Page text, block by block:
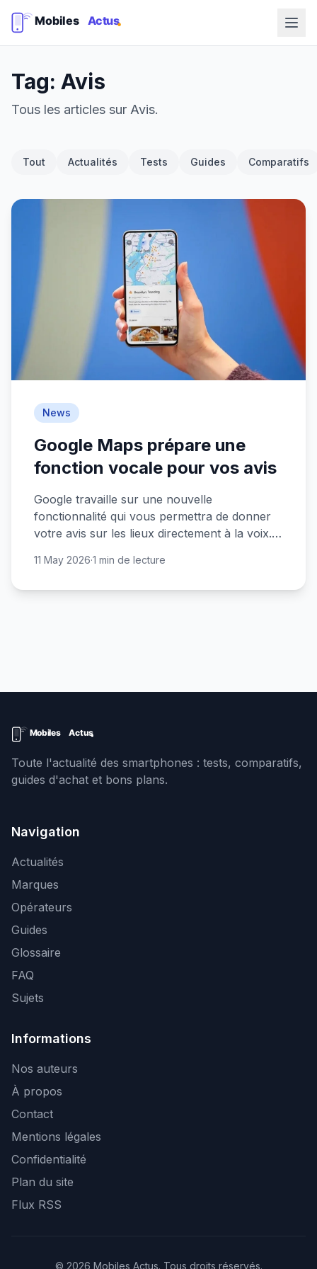
Tag: Avis
Tous les articles sur Avis.
Tout Actualités Tests Guides Comparatifs
News
Google Maps prépare une
fonction vocale pour vos avis
Google travaille sur une nouvelle
fonctionnalité qui vous permettra de donner
votre avis sur les lieux directement à la voix.
11 May 2026·1 min de lecture
Toute l'actualité des smartphones : tests, comparatifs,
guides d'achat et bons plans.
Navigation
Actualités
Marques
Opérateurs
Guides
Glossaire
FAQ
Sujets
Informations
Nos auteurs
À propos
Contact
Mentions légales
Confidentialité
Plan du site
Flux RSS
© 2026 Mobiles Actus. Tous droits réservés.